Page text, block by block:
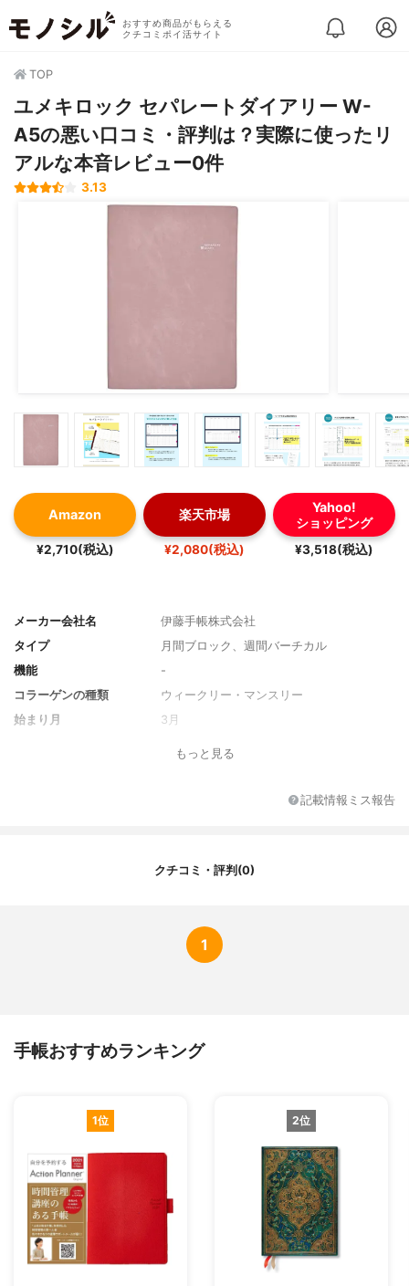
おすすめ商品がもらえる
クチコミポイ活サイト
TOP
ユメキロック セパレートダイアリー W-
A5の悪い口コミ・評判は？実際に使ったリ
アルな本音レビュー0件
3.13
Amazon
¥2,710(税込)
楽天市場
¥2,080(税込)
Yahoo!
ショッピング
¥3,518(税込)
メーカー会社名
伊藤手帳株式会社
タイプ
月間ブロック、週間バーチカル
機能
-
コラーゲンの種類
ウィークリー・マンスリー
始まり月
3月
月曜始まり
土曜ブルー、日曜・祝日レッド
もっと見る
記載情報ミス報告
クチコミ・評判(0)
1
手帳おすすめランキング
1位 2位